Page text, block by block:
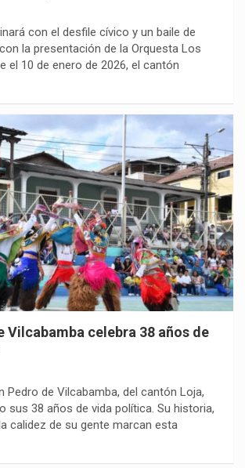
con el desfile cívico y un baile de
la presentación de la Orquesta Los
el 10 de enero de 2026, el cantón
Vilcabamba celebra 38 años de
Pedro de Vilcabamba, del cantón Loja,
sus 38 años de vida política. Su historia,
calidez de su gente marcan esta